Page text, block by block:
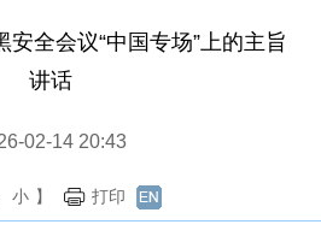
全会议“中国专场”上的主旨
讲话
02-14 20:43
小 】 打印